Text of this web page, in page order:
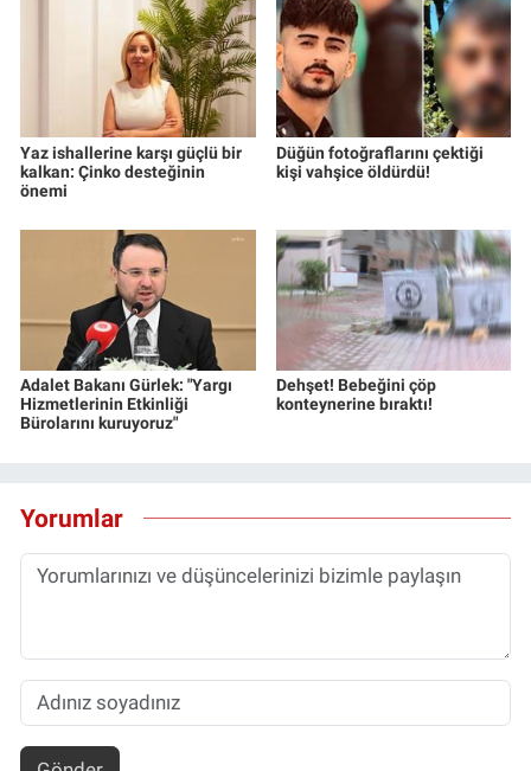
Yaz ishallerine karşı güçlü bir
kalkan: Çinko desteğinin
önemi
Düğün fotoğraflarını çektiği
kişi vahşice öldürdü!
Adalet Bakanı Gürlek: "Yargı
Hizmetlerinin Etkinliği
Bürolarını kuruyoruz"
Dehşet! Bebeğini çöp
konteynerine bıraktı!
Yorumlar